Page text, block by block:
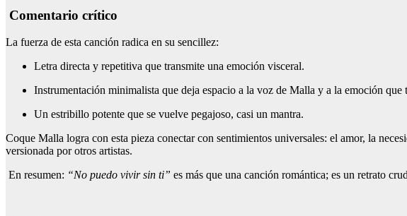
Comentario crítico
La fuerza de esta canción radica en su sencillez:
Letra directa y repetitiva que transmite una emoción visceral.
Instrumentación minimalista que deja espacio a la voz de Malla y a la emoción que
Un estribillo potente que se vuelve pegajoso, casi un mantra.
Coque Malla logra con esta pieza conectar con sentimientos universales: el amor, la
versionada por otros artistas.
En resumen: “No puedo vivir sin ti” es más que una canción romántica; es un retrato